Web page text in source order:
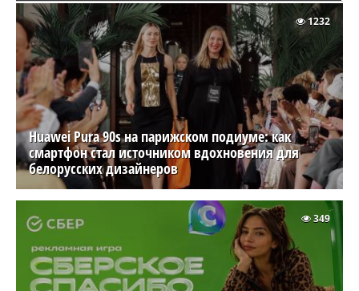
Huawei Pura 90s на парижском подиуме: как
смартфон стал источником вдохновения для
белорусских дизайнеров
1232
349